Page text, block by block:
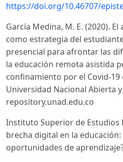
https://doi.org/10.46707/
García Medina, M. E. (2020).
como estrategia del
presencial para afrontar las
la educación remota asistida
confinamiento por el Covid-19
Universidad Nacional Abierta
repository.unad.edu.co
Instituto Superior de Estudios
brecha digital en la educación:
oportunidades de